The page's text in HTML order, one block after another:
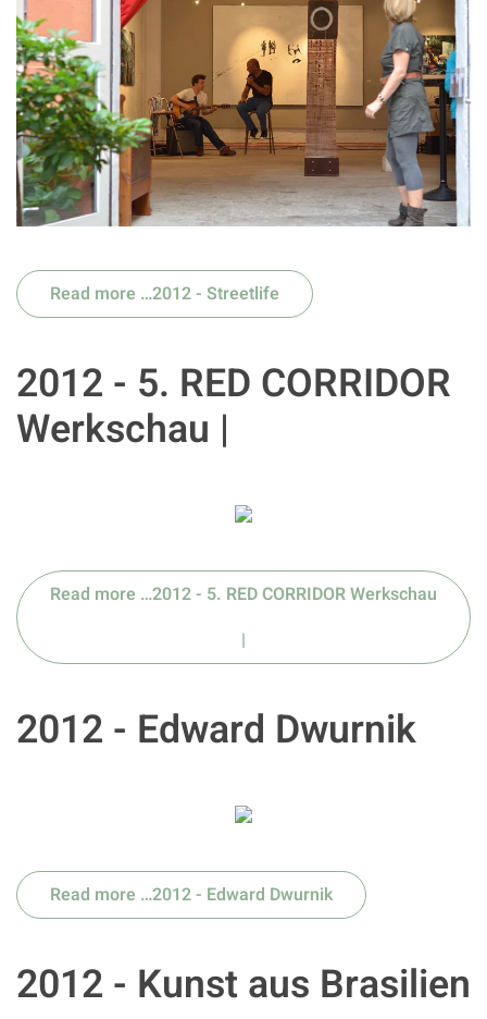
Read more …2012 - Streetlife
2012 - 5. RED CORRIDOR
Werkschau |
Read more …2012 - 5. RED CORRIDOR Werkschau
|
2012 - Edward Dwurnik
Read more …2012 - Edward Dwurnik
2012 - Kunst aus Brasilien